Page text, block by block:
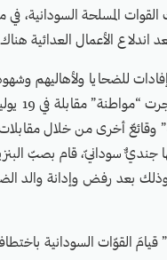
المسلحة السودانية،
اندلاع الأعمال العدائية
إفادات للضحايا
وذلك بعد رفض وإدانة والد
“مواطنة” قيامَ القوّات